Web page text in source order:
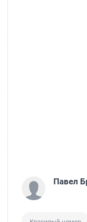
Павел